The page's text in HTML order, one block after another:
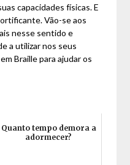
capacidades físicas. E
Vão-se aos
nesse sentido e
a utilizar nos seus
Braille para ajudar os
Quanto tempo demora a
adormecer?